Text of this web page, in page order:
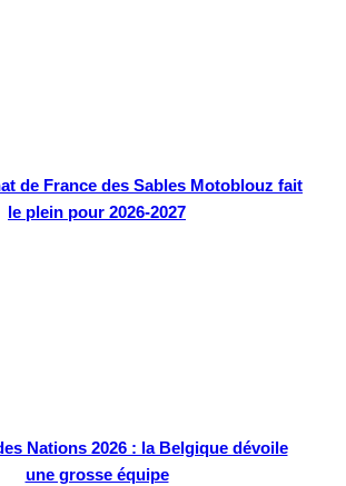
de France des Sables Motoblouz fait
le plein pour 2026-2027
Nations 2026 : la Belgique dévoile
une grosse équipe